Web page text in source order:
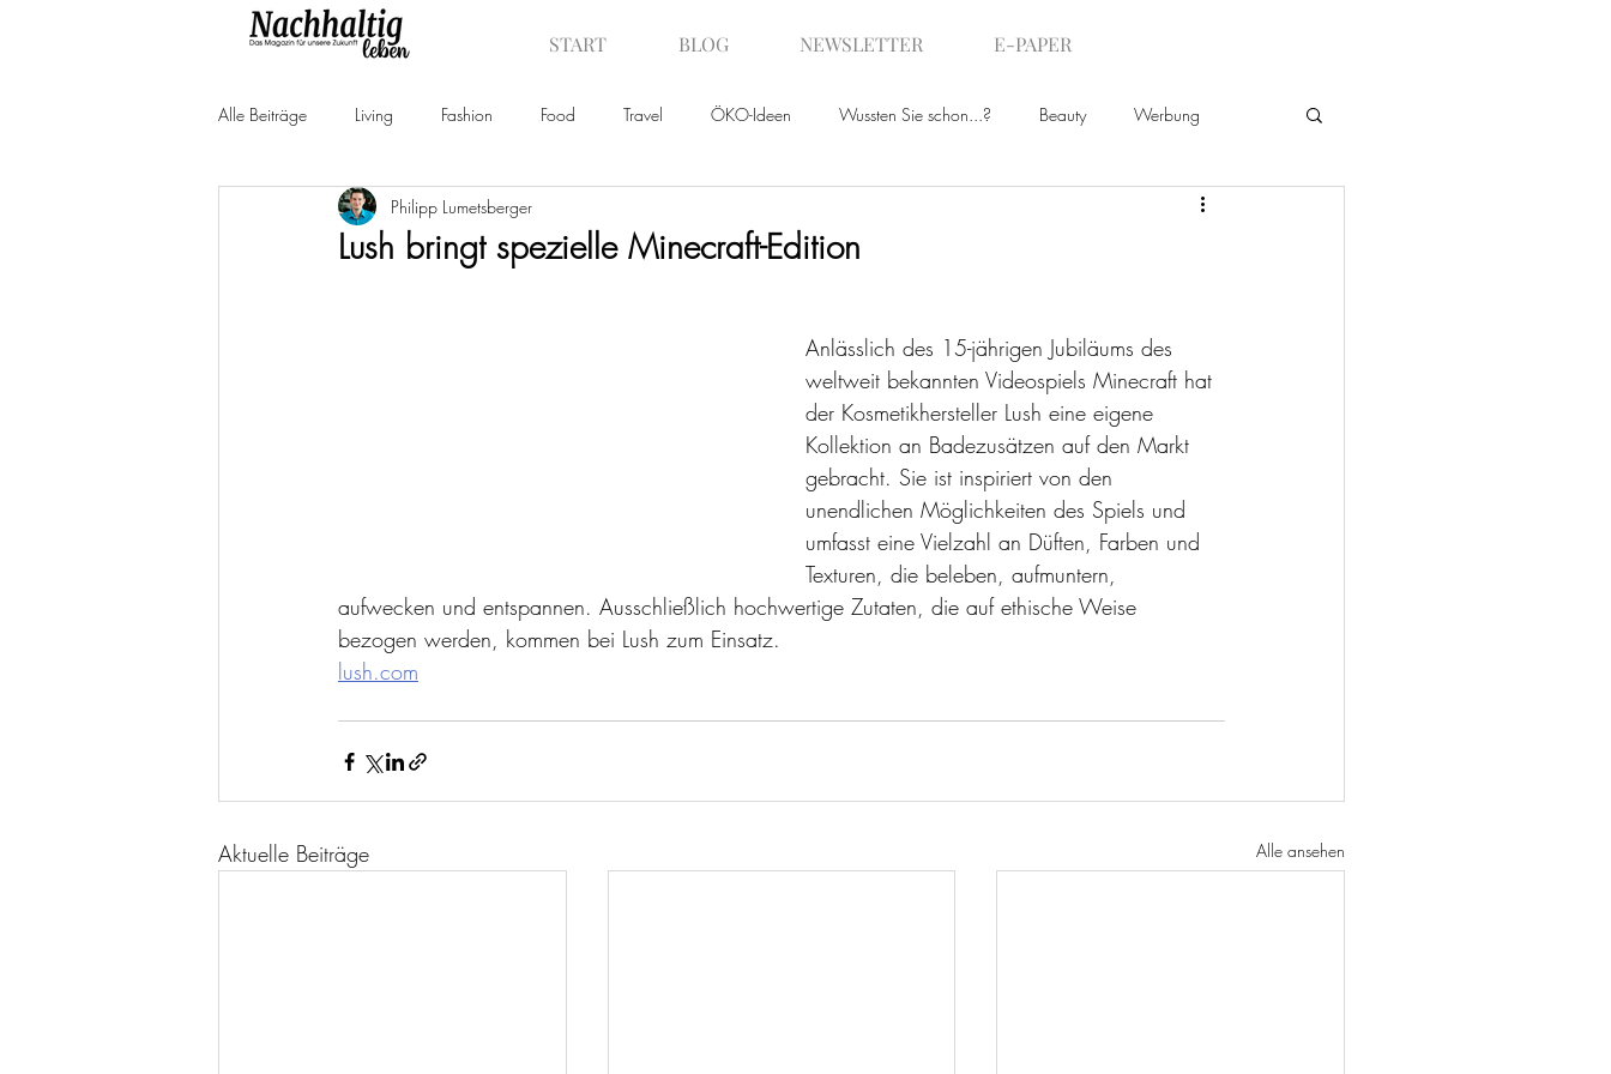
START BLOG NEWSLETTER E-PAPER
Alle Beiträge Living Fashion Food Travel ÖKO-Ideen Wussten Sie schon...? Beauty Werbung
Produkttests Neuheiten News
Lush bringt spezielle Minecraft-Edition
Philipp Lumetsberger
Anlässlich des 15-jährigen Jubiläums des
weltweit bekannten Videospiels Minecraft hat
der Kosmetikhersteller Lush eine eigene
Kollektion an Badezusätzen auf den Markt
gebracht. Sie ist inspiriert von den
unendlichen Möglichkeiten des Spiels und
umfasst eine Vielzahl an Düften, Farben und
Texturen, die beleben, aufmuntern,
aufwecken und entspannen. Ausschließlich hochwertige Zutaten, die auf ethische Weise
bezogen werden, kommen bei Lush zum Einsatz.
lush.com
Aktuelle Beiträge Alle ansehen